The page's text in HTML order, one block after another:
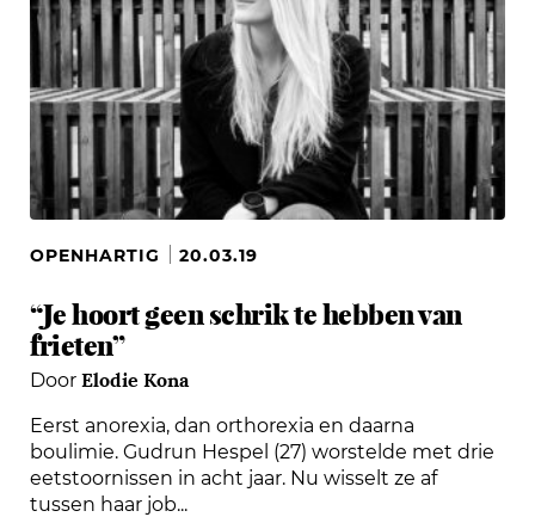
OPENHARTIG 20.03.19
“Je hoort geen schrik te hebben van
frieten”
Door Elodie Kona
Eerst anorexia, dan orthorexia en daarna
boulimie. Gudrun Hespel (27) worstelde met drie
eetstoornissen in acht jaar. Nu wisselt ze af
tussen haar job...